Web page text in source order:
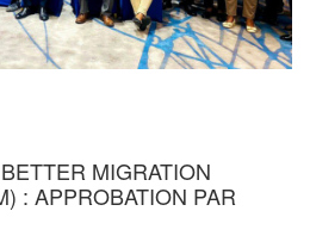
MIGRATION
: APPROBATION PAR